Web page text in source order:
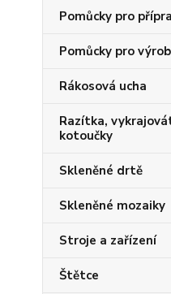
Pomůcky pro
Pomůcky pro
Rákosová ucha
Razítka,
kotoučky
Skleněné drtě
Skleněné mozaiky
Stroje a zařízení
Štětce